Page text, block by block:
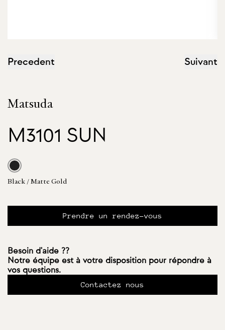
Precedent Suivant
Matsuda
M3101 SUN
Black / Matte Gold
Prendre un rendez-vous
Besoin d'aide ??
Notre équipe est à votre disposition pour répondre à
vos questions.
Contactez nous